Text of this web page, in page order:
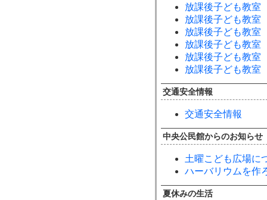
放課後子ども教
放課後子ども教
放課後子ども教
放課後子ども教
放課後子ども教
放課後子ども教
交通安全情報
交通安全情報
中央公民館からのお知らせ
土曜こども広場に
ハーバリウムを作
夏休みの生活